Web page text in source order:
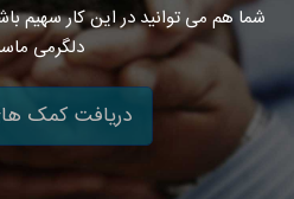
شما هم می توانید در این کار سهیم
دلگرمی
دریافت کمک